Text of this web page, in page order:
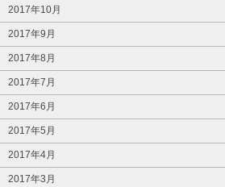
2017年10月
2017年9月
2017年8月
2017年7月
2017年6月
2017年5月
2017年4月
2017年3月